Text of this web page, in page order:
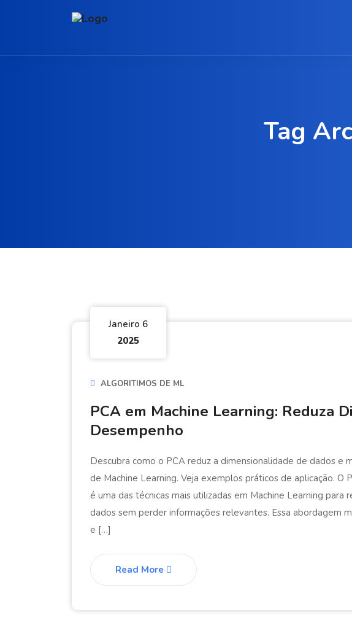
Tag
Janeiro 6
2025
ALGORITIMOS DE ML
PCA em Machine Learning: Reduza
Desempenho
Descubra como o PCA reduz a dimensionalidade de dados e
de Machine Learning. Veja exemplos práticos de aplicação. O
é uma das técnicas mais utilizadas em Machine Learning para
dados sem perder informações relevantes. Essa abordagem
e […]
Read More